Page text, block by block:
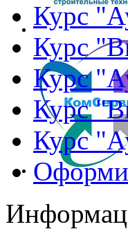
Курс
Курс
Курс
Курс
Курс